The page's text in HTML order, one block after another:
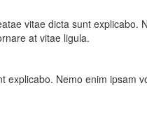
vitae dicta sunt explicabo.
at vitae ligula.
Nemo enim ipsam